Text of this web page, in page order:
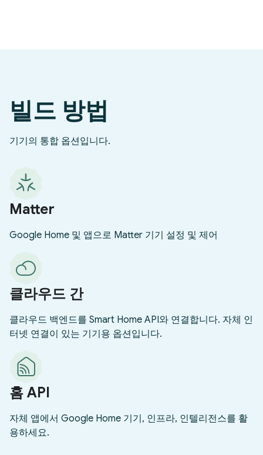
빌드 방법
기기의 통합 옵션입니다.
Matter
Google Home 및 앱으로 Matter 기기 설정 및 제어
클라우드 간
클라우드 백엔드를 Smart Home API와 연결합니다. 자체 인
터넷 연결이 있는 기기용 옵션입니다.
홈 API
자체 앱에서 Google Home 기기, 인프라, 인텔리전스를 활
용하세요.